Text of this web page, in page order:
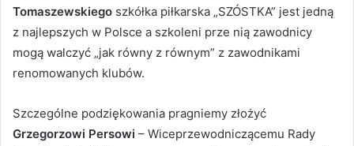
Tomaszewskiego szkółka piłkarska „SZÓSTKA” jest jedną
z najlepszych w Polsce a szkoleni prze nią zawodnicy
mogą walczyć „jak równy z równym” z zawodnikami
renomowanych klubów.
Szczególne podziękowania pragniemy złożyć
Grzegorzowi Persowi – Wiceprzewodniczącemu Rady